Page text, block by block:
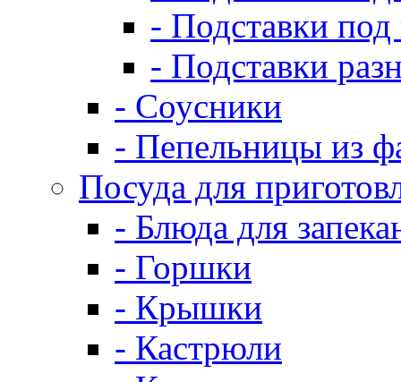
- Подставки под
- Подставки
- Соусники
- Пепельницы из
Посуда для
- Блюда для
- Горшки
- Крышки
- Кастрюли